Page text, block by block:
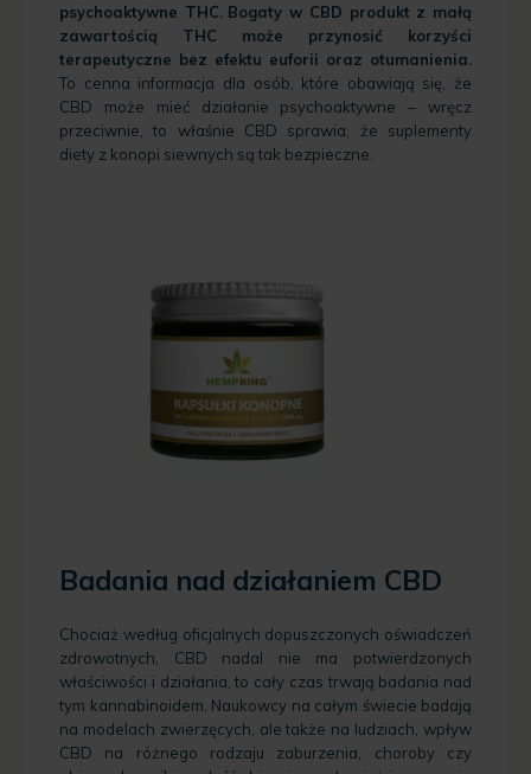
psychoaktywne THC. Bogaty w CBD produkt z małą
zawartością THC może przynosić korzyści
terapeutyczne bez efektu euforii oraz otumanienia.
To cenna informacja dla osób, które obawiają się, że
CBD może mieć działanie psychoaktywne – wręcz
przeciwnie, to właśnie CBD sprawia, że suplementy
diety z konopi siewnych są tak bezpieczne.
Badania nad działaniem CBD
Chociaż według oficjalnych dopuszczonych oświadczeń
zdrowotnych, CBD nadal nie ma potwierdzonych
właściwości i działania, to cały czas trwają badania nad
tym kannabinoidem. Naukowcy na całym świecie badają
na modelach zwierzęcych, ale także na ludziach, wpływ
CBD na różnego rodzaju zaburzenia, choroby czy